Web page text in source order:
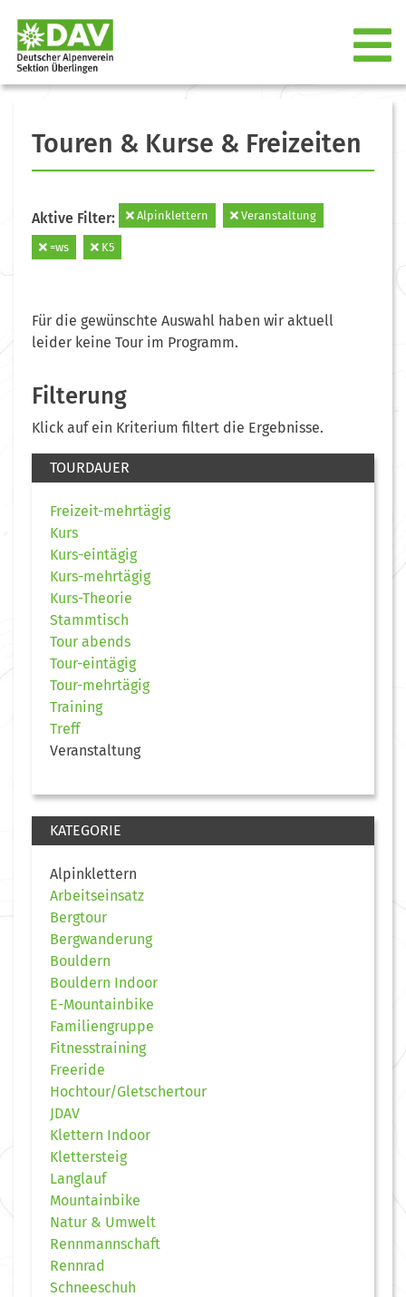
Touren & Kurse & Freizeiten
Aktive Filter: Alpinklettern Veranstaltung
=ws K5
Für die gewünschte Auswahl haben wir aktuell
leider keine Tour im Programm.
Filterung
Klick auf ein Kriterium filtert die Ergebnisse.
TOURDAUER
Freizeit-mehrtägig
Kurs
Kurs-eintägig
Kurs-mehrtägig
Kurs-Theorie
Stammtisch
Tour abends
Tour-eintägig
Tour-mehrtägig
Training
Treff
Veranstaltung
KATEGORIE
Alpinklettern
Arbeitseinsatz
Bergtour
Bergwanderung
Bouldern
Bouldern Indoor
E-Mountainbike
Familiengruppe
Fitnesstraining
Freeride
Hochtour/Gletschertour
JDAV
Klettern Indoor
Klettersteig
Langlauf
Mountainbike
Natur & Umwelt
Rennmannschaft
Rennrad
Schneeschuh